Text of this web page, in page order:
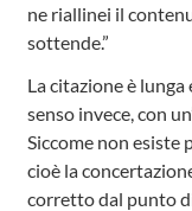
ne riallinei il
sottende.”
La citazione è
senso invece, con
Siccome non esiste
cioè la
corretto dal punto